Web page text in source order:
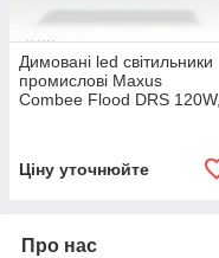
Димовані led світильники
промислові Maxus
Combee Flood DRS 120W,
Ціну уточнюйте
Про нас